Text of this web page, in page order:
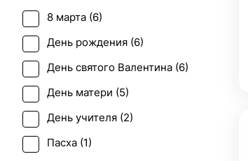
8 марта (6)
День рождения (6)
День святого Валентина (6)
День матери (5)
День учителя (2)
Пасха (1)